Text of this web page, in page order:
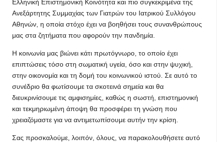
Ελληνική Επιστημονική Κοινότητα και πιο συγκεκριμένα της
Ανεξάρτητης Συμμαχίας των Γιατρών του Ιατρικού Συλλόγου
Αθηνών, η οποία στόχο έχει να βοηθήσει τους συνανθρώπους
μας στα ζητήματα που αφορούν την πανδημία.
Η κοινωνία μας βιώνει κάτι πρωτόγνωρο, το οποίο έχει
επιπτώσεις τόσο στη σωματική υγεία, όσο και στην ψυχική,
στην οικονομία και τη δομή του κοινωνικού ιστού. Σε αυτό το
συνέδριο θα φωτίσουμε τα σκοτεινά σημεία και θα
διευκρινίσουμε τις αμφισημίες, καθώς η σωστή, επιστημονική
και τεκμηριωμένη άποψη θα προσφέρει τη γνώση που
χρειαζόμαστε για να αντιμετωπίσουμε αυτήν την κρίση.
Σας προσκαλούμε, λοιπόν, όλους, να παρακολουθήσετε αυτό